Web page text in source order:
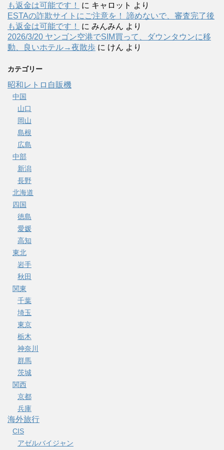
も返金は可能です！
に キャロット より
ESTAの詐欺サイトにご注意を！ 諦めないで、審査完了後
も返金は可能です！
に みんみん より
2026/3/20 ヤンゴン空港でSIM買って、ダウンタウンに移
動、良いホテル→夜散歩 に けん より
カテゴリー
昭和レトロ自販機
中国
山口
岡山
島根
広島
中部
新潟
長野
北海道
四国
徳島
愛媛
高知
東北
岩手
秋田
関東
千葉
埼玉
東京
栃木
神奈川
群馬
茨城
関西
京都
兵庫
海外旅行
CIS
アゼルバイジャン